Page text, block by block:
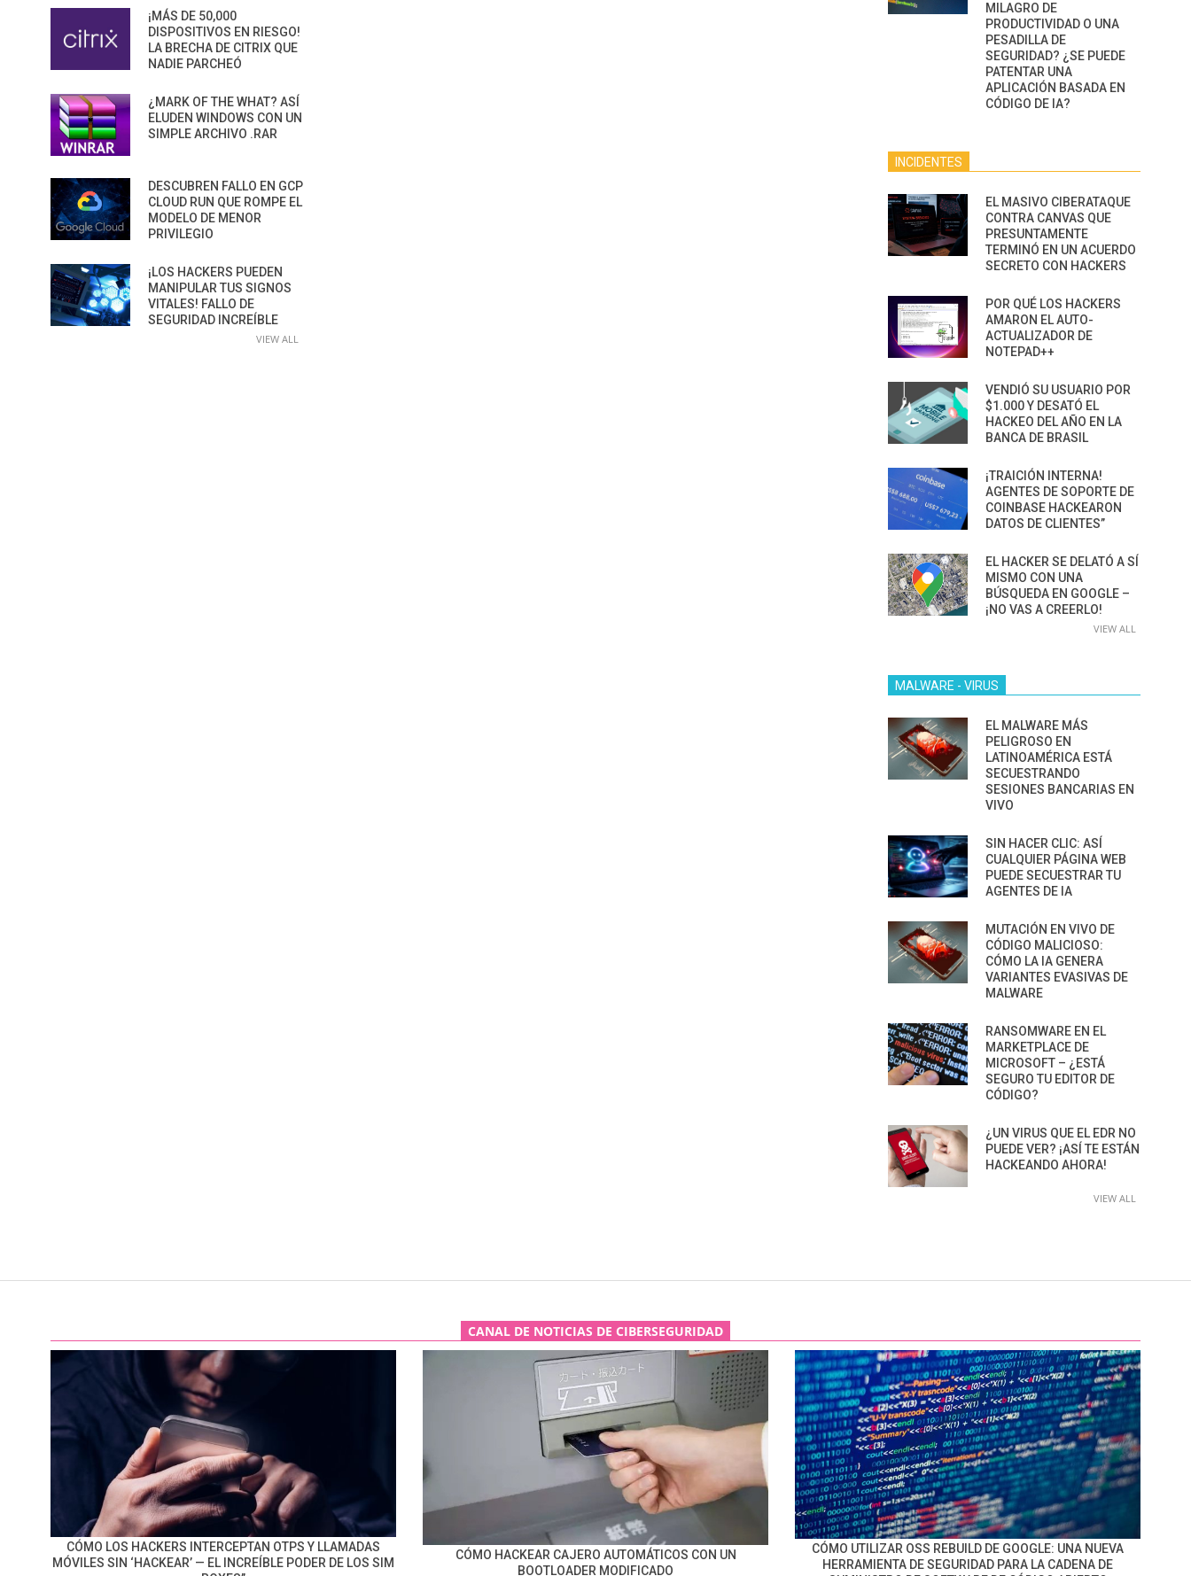
¡MÁS DE 50,000
DISPOSITIVOS EN RIESGO!
LA BRECHA DE CITRIX QUE
NADIE PARCHEÓ
¿MARK OF THE WHAT? ASÍ
ELUDEN WINDOWS CON UN
SIMPLE ARCHIVO .RAR
DESCUBREN FALLO EN GCP
CLOUD RUN QUE ROMPE EL
MODELO DE MENOR
PRIVILEGIO
¡LOS HACKERS PUEDEN
MANIPULAR TUS SIGNOS
VITALES! FALLO DE
SEGURIDAD INCREÍBLE
VIEW ALL
MILAGRO DE
PRODUCTIVIDAD O UNA
PESADILLA DE
SEGURIDAD? ¿SE PUEDE
PATENTAR UNA
APLICACIÓN BASADA EN
CÓDIGO DE IA?
INCIDENTES
EL MASIVO CIBERATAQUE
CONTRA CANVAS QUE
PRESUNTAMENTE
TERMINÓ EN UN ACUERDO
SECRETO CON HACKERS
POR QUÉ LOS HACKERS
AMARON EL AUTO-
ACTUALIZADOR DE
NOTEPAD++
VENDIÓ SU USUARIO POR
$1.000 Y DESATÓ EL
HACKEO DEL AÑO EN LA
BANCA DE BRASIL
¡TRAICIÓN INTERNA!
AGENTES DE SOPORTE DE
COINBASE HACKEARON
DATOS DE CLIENTES”
EL HACKER SE DELATÓ A SÍ
MISMO CON UNA
BÚSQUEDA EN GOOGLE –
¡NO VAS A CREERLO!
VIEW ALL
MALWARE - VIRUS
EL MALWARE MÁS
PELIGROSO EN
LATINOAMÉRICA ESTÁ
SECUESTRANDO
SESIONES BANCARIAS EN
VIVO
SIN HACER CLIC: ASÍ
CUALQUIER PÁGINA WEB
PUEDE SECUESTRAR TU
AGENTES DE IA
MUTACIÓN EN VIVO DE
CÓDIGO MALICIOSO:
CÓMO LA IA GENERA
VARIANTES EVASIVAS DE
MALWARE
RANSOMWARE EN EL
MARKETPLACE DE
MICROSOFT – ¿ESTÁ
SEGURO TU EDITOR DE
CÓDIGO?
¿UN VIRUS QUE EL EDR NO
PUEDE VER? ¡ASÍ TE ESTÁN
HACKEANDO AHORA!
VIEW ALL
CANAL DE NOTICIAS DE CIBERSEGURIDAD
CÓMO LOS HACKERS INTERCEPTAN OTPS Y LLAMADAS
MÓVILES SIN ‘HACKEAR’ — EL INCREÍBLE PODER DE LOS SIM
CÓMO HACKEAR CAJERO AUTOMÁTICOS CON UN
BOOTLOADER MODIFICADO
CÓMO UTILIZAR OSS REBUILD DE GOOGLE: UNA NUEVA
HERRAMIENTA DE SEGURIDAD PARA LA CADENA DE